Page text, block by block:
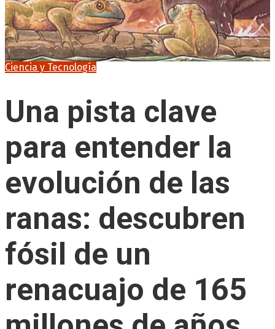
Ciencia y Tecnología
Una pista clave
para entender la
evolución de las
ranas: descubren
fósil de un
renacuajo de 165